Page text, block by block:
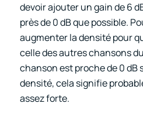
devoir ajouter un gain de 6
près de 0 dB que possible.
augmenter la densité pour
celle des autres chansons
chanson est proche de 0 dB
densité, cela signifie
assez forte.